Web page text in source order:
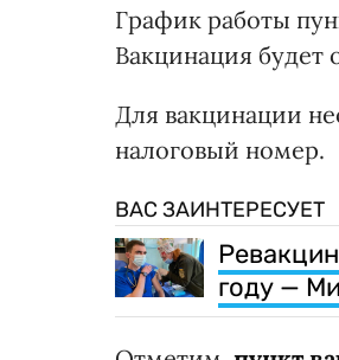
График работы
Вакцинация будет
Для вакцинации
налоговый номер.
ВАС ЗАИНТЕРЕСУЕТ
году —